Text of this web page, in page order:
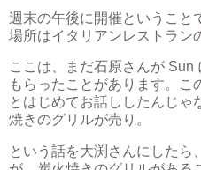
週末の午後に開催ということ
場所はイタリアンレストラン
ここは、まだ石原さんが Sun
もらったことがあります。こ
とはじめてお話ししたんじゃ
焼きのグリルが売り。
という話を大渕さんにしたら